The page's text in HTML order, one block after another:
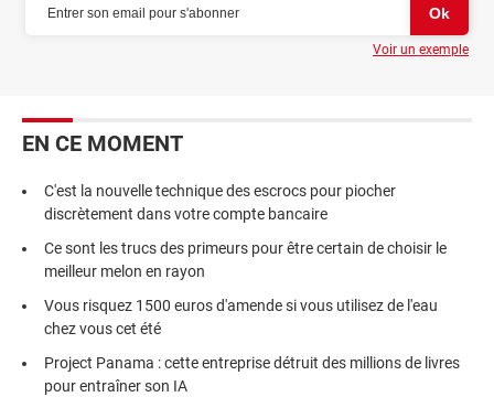
Voir un exemple
EN CE MOMENT
C'est la nouvelle technique des escrocs pour piocher
discrètement dans votre compte bancaire
Ce sont les trucs des primeurs pour être certain de choisir le
meilleur melon en rayon
Vous risquez 1500 euros d'amende si vous utilisez de l'eau
chez vous cet été
Project Panama : cette entreprise détruit des millions de livres
pour entraîner son IA